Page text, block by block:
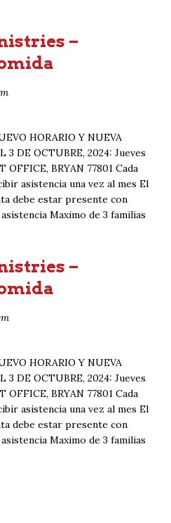
–
HORARIO Y NUEVA
3 DE OCTUBRE, 2024: Jueves
OFFICE, BRYAN 77801 Cada
asistencia una vez al mes El
debe estar presente con
Maximo de 3 familias
–
HORARIO Y NUEVA
3 DE OCTUBRE, 2024: Jueves
OFFICE, BRYAN 77801 Cada
asistencia una vez al mes El
debe estar presente con
Maximo de 3 familias